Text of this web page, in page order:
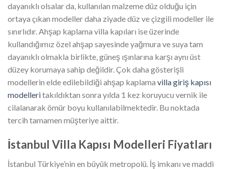
dayanıklı olsalar da, kullanılan malzeme düz olduğu için
ortaya çıkan modeller daha ziyade düz ve çizgili modeller ile
sınırlıdır. Ahşap kaplama villa kapıları ise üzerinde
kullandığımız özel ahşap sayesinde yağmura ve suya tam
dayanıklı olmakla birlikte, güneş ışınlarına karşı aynı üst
düzey korumaya sahip değildir. Çok daha gösterişli
modellerin elde edilebildiği ahşap kaplama villa giriş kapısı
modelleritakıldıktan sonra yılda 1 kez koruyucu vernik ile
cilalanarak ömür boyu kullanılabilmektedir. Bu noktada
tercih tamamen müşteriye aittir.
İstanbul Villa Kapısı Modelleri Fiyatları
İstanbul Türkiye’nin en büyük metropolü. İş imkanı ve maddi